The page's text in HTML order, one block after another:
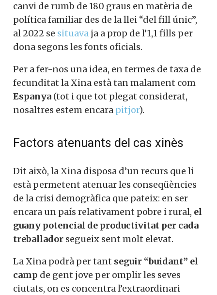
canvi de rumb de 180 graus en matèria de
política familiar des de la llei “del fill únic”,
al 2022 se situava ja a prop de l’1,1 fills per
dona segons les fonts oficials.
Per a fer-nos una idea, en termes de taxa de
fecunditat la Xina està tan malament com
Espanya (tot i que tot plegat considerat,
nosaltres estem encara pitjor).
Factors atenuants del cas xinès
Dit això, la Xina disposa d’un recurs que li
està permetent atenuar les conseqüències
de la crisi demogràfica que pateix: en ser
encara un país relativament pobre i rural, el
guany potencial de productivitat per cada
treballador segueix sent molt elevat.
La Xina podrà per tant seguir “buidant” el
camp de gent jove per omplir les seves
ciutats, on es concentra l’extraordinari